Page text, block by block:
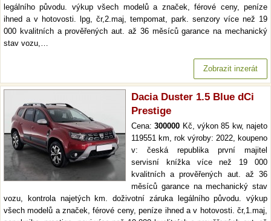
legálního původu. výkup všech modelů a značek, férové ceny, peníze
ihned a v hotovosti. lpg, čr,2.maj, tempomat, park. senzory více než 19
000 kvalitních a prověřených aut. až 36 měsíců garance na mechanický
stav vozu,…
Zobrazit inzerát
Dacia Duster 1.5 Blue dCi
Prestige
Cena:300000 Kč, výkon 85 kw, najeto
119551 km, rok výroby: 2022, koupeno
v: česká republika první majitel
servisní knížka více než 19 000
kvalitních a prověřených aut. až 36
měsíců garance na mechanický stav
vozu, kontrola najetých km. doživotní záruka legálního původu. výkup
všech modelů a značek, férové ceny, peníze ihned a v hotovosti. čr,1.maj,